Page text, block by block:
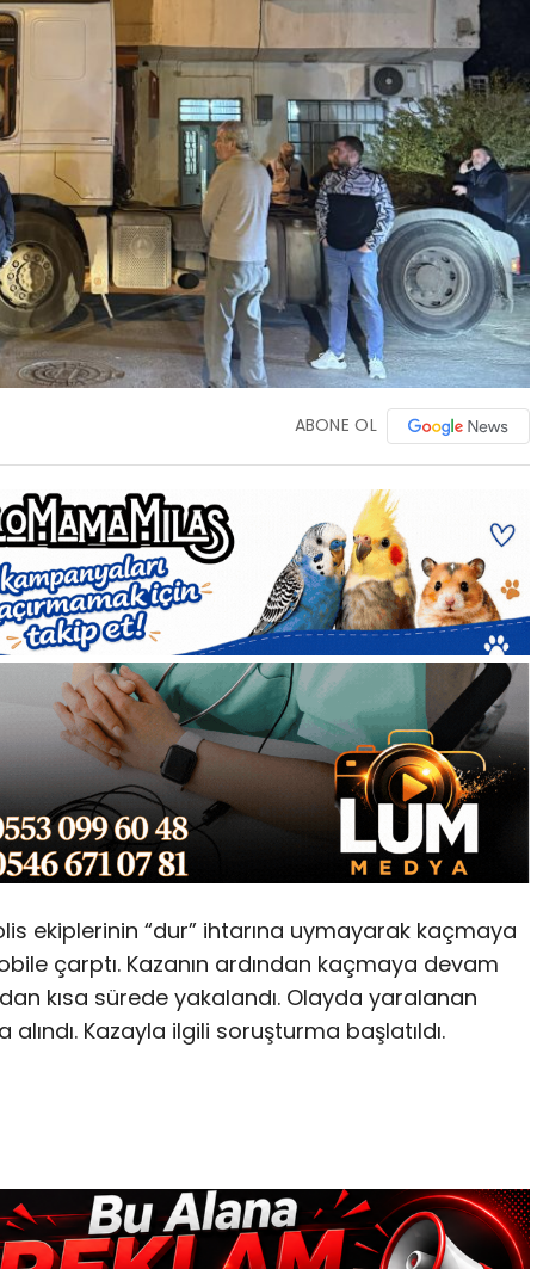
ABONE OL
ekiplerinin “dur” ihtarına uymayarak kaçmaya
çarptı. Kazanın ardından kaçmaya devam
kısa sürede yakalandı. Olayda yaralanan
Kazayla ilgili soruşturma başlatıldı.